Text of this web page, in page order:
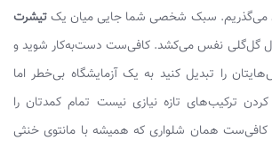
می‌گذریم. سبک شخصی شما جایی میان یکتیشرت
گل‌گلی نفس می‌کشد. کافی‌ست دست‌به‌کار شوید و
را تبدیل کنید به یک آزمایشگاه بی‌خطر اما
کردن ترکیب‌های تازه نیازی نیست تمام کمدتان را
همان شلواری که همیشه با مانتوی خنثی